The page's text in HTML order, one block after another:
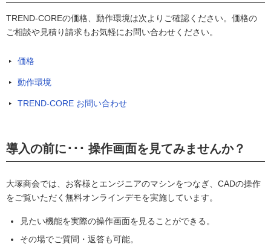
TREND-COREの価格、動作環境は次よりご確認ください。価格の
ご相談や見積り請求もお気軽にお問い合わせください。
価格
動作環境
TREND-CORE お問い合わせ
導入の前に･･･ 操作画面を見てみませんか？
大塚商会では、お客様とエンジニアのマシンをつなぎ、CADの操作
をご覧いただく無料オンラインデモを実施しています。
見たい機能を実際の操作画面を見ることができる。
その場でご質問・返答も可能。